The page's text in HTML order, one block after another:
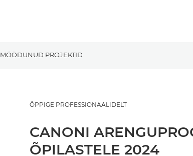
MÖÖDUNUD PROJEKTID
ÕPPIGE PROFESSIONAALIDELT
CANONI
ÕPILASTELE 2024